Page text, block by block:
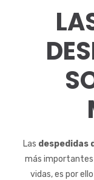
Las despedidas
más
vidas, es por